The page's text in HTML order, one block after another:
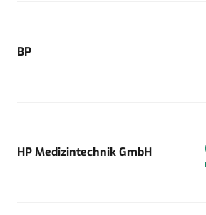
BP
HP Medizintechnik GmbH